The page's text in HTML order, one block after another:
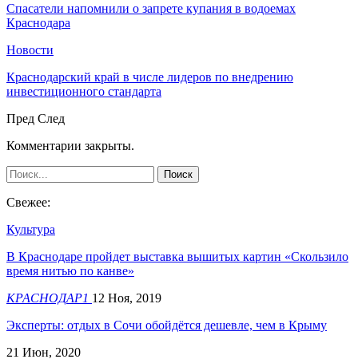
Спасатели напомнили о запрете купания в водоемах
Краснодара
Новости
Краснодарский край в числе лидеров по внедрению
инвестиционного стандарта
Пред След
Комментарии закрыты.
Свежее:
Культура
В Краснодаре пройдет выставка вышитых картин «Скользило
время нитью по канве»
КРАСНОДАР1 12 Ноя, 2019
Эксперты: отдых в Сочи обойдётся дешевле, чем в Крыму
21 Июн, 2020